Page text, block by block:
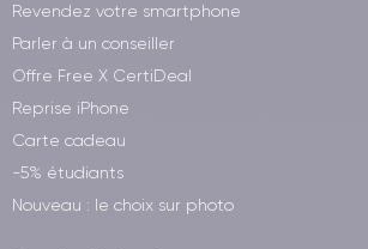
Revendez votre smartphone
Parler à un conseiller
Offre Free X CertiDeal
Reprise iPhone
Carte cadeau
-5% étudiants
Nouveau : le choix sur photo